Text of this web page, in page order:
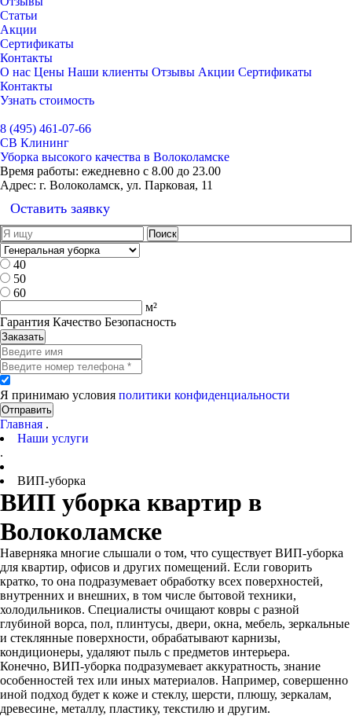
Статьи
Акции
Сертификаты
Контакты
О нас Цены Наши клиенты Отзывы Акции Сертификаты
Контакты
Узнать стоимость
8 (495) 461-07-66
СВ Клининг
Уборка высокого качества в Волоколамске
Время работы: ежедневно с 8.00 до 23.00
Адрес: г. Волоколамск, ул. Парковая, 11
Оставить заявку
40
50
60
м²
Гарантия Качество Безопасность
Заказать
Я принимаю условия политики конфиденциальности
Отправить
Главная .
Наши услуги
.
ВИП-уборка
ВИП уборка квартир в
Волоколамске
Наверняка многие слышали о том, что существует ВИП-уборка
для квартир, офисов и других помещений. Если говорить
кратко, то она подразумевает обработку всех поверхностей,
внутренних и внешних, в том числе бытовой техники,
холодильников. Специалисты очищают ковры с разной
глубиной ворса, пол, плинтусы, двери, окна, мебель, зеркальные
и стеклянные поверхности, обрабатывают карнизы,
кондиционеры, удаляют пыль с предметов интерьера.
Конечно, ВИП-уборка подразумевает аккуратность, знание
особенностей тех или иных материалов. Например, совершенно
иной подход будет к коже и стеклу, шерсти, плюшу, зеркалам,
древесине, металлу, пластику, текстилю и другим.